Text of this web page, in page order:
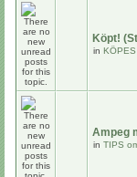
Köpt!
in KÖPES
Ampeg
in TIPS